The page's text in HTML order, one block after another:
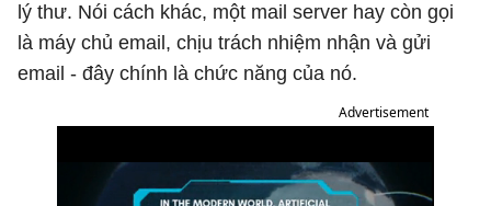
lý thư. Nói cách khác, một mail server hay còn gọi
là máy chủ email, chịu trách nhiệm nhận và gửi
email - đây chính là chức năng của nó.
Advertisement